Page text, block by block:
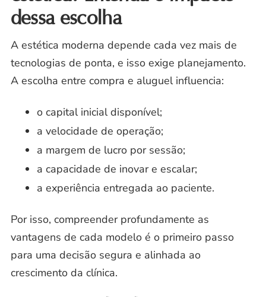
dessa escolha
A estética moderna depende cada vez mais de
tecnologias de ponta, e isso exige planejamento.
A escolha entre compra e aluguel influencia:
o capital inicial disponível;
a velocidade de operação;
a margem de lucro por sessão;
a capacidade de inovar e escalar;
a experiência entregada ao paciente.
Por isso, compreender profundamente as
vantagens de cada modelo é o primeiro passo
para uma decisão segura e alinhada ao
crescimento da clínica.